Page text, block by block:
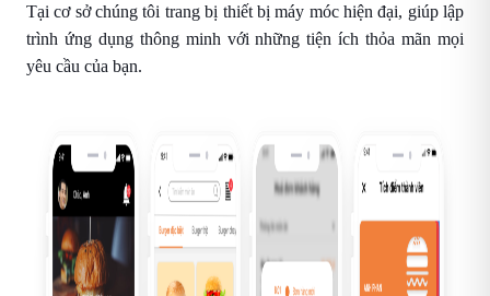
Tại cơ sở chúng tôi trang bị thiết bị máy móc hiện đại, giúp lập
trình ứng dụng thông minh với những tiện ích thỏa mãn mọi
yêu cầu của bạn.